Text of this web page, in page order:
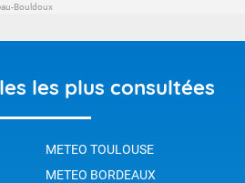
Bouldoux
les plus consultées
METEO TOULOUSE
METEO BORDEAUX